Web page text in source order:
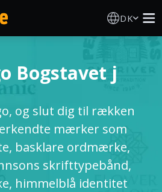
DK
Bogstavet j
og slut dig til rækken
mærker som
basklare ordmærke,
skrifttypebånd,
himmelblå identitet